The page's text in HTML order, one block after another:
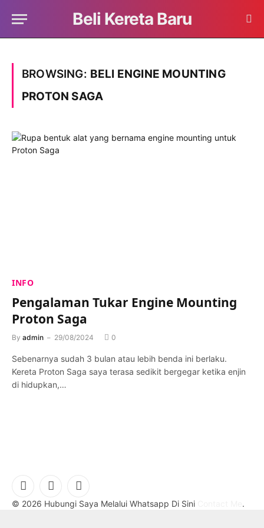
Beli Kereta Baru
BROWSING: BELI ENGINE MOUNTING
PROTON SAGA
INFO
Pengalaman Tukar Engine Mounting
Proton Saga
By admin 29/08/2024 0
Sebenarnya sudah 3 bulan atau lebih benda ini berlaku.
Kereta Proton Saga saya terasa sedikit bergegar ketika enjin
di hidupkan,…
FacebookYouTubeWhatsApp
© 2026 Hubungi Saya Melalui Whatsapp Di Sini
.